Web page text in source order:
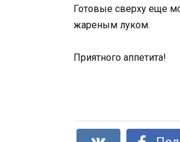
Готовые сверху еще
жареным луком.
Приятного аппетита!